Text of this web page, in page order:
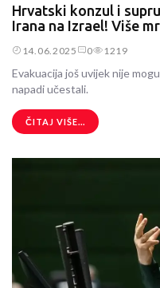
Hrvatski konzul i
Irana na Izrael! Više
14.06.2025 0 1219
Evakuacija još uvijek nije
napadi učestali.
ČITAJ VIŠE...